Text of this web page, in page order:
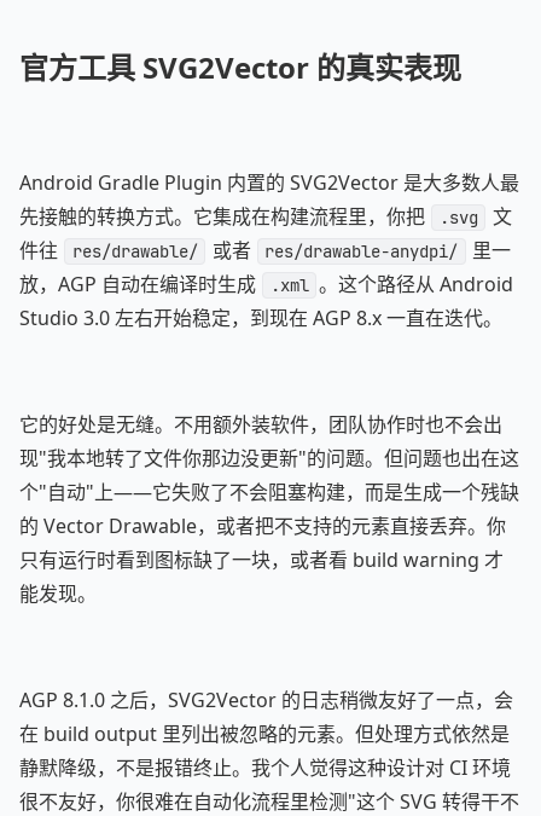
官方工具 SVG2Vector 的真实表现
Android Gradle Plugin 内置的 SVG2Vector 是大多数人最
先接触的转换方式。它集成在构建流程里，你把
.svg
文
件往
res/drawable/ 或者 res/drawable-anydpi/
里一
放，AGP 自动在编译时生成
.xml 。这个路径从 Android
Studio 3.0 左右开始稳定，到现在 AGP 8.x 一直在迭代。
它的好处是无缝。不用额外装软件，团队协作时也不会出
现"我本地转了文件你那边没更新"的问题。但问题也出在这
个"自动"上——它失败了不会阻塞构建，而是生成一个残缺
的 Vector Drawable，或者把不支持的元素直接丢弃。你
只有运行时看到图标缺了一块，或者看 build warning 才
能发现。
AGP 8.1.0 之后，SVG2Vector 的日志稍微友好了一点，会
在 build output 里列出被忽略的元素。但处理方式依然是
静默降级，不是报错终止。我个人觉得这种设计对 CI 环境
很不友好，你很难在自动化流程里检测"这个 SVG 转得干不